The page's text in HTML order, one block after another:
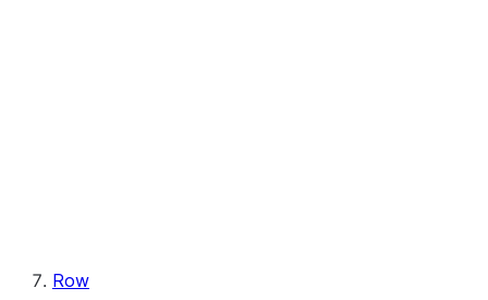
Row